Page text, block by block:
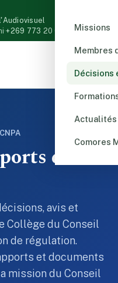
·+269 773 20 00 Missions
Membres
Décisions
Actualités
Comores
et
avis et
Collège du Conseil
de régulation.
et documents
mission du Conseil